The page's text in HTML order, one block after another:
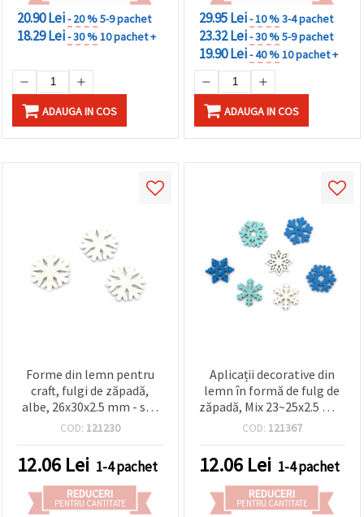
20.90 Lei- 20 %5-9 pachet
18.29 Lei- 30 %10 pachet +
ADAUGA IN COS
29.95 Lei- 10 %3-4 pachet
23.32 Lei- 30 %5-9 pachet
19.90 Lei- 40 %10 pachet +
ADAUGA IN COS
Forme din lemn pentru
craft, fulgi de zăpadă,
albe, 26x30x2.5 mm - set
10 buc.
COD: 121230
12.06 Lei 1-4 pachet
REDUCERI
PENTRU CANTITATE
Aplicații decorative din
lemn în formă de fulg de
zăpadă, Mix 23~25x2.5 mm
- 10 buc.
COD: 121367
12.06 Lei 1-4 pachet
REDUCERI
PENTRU CANTITATE